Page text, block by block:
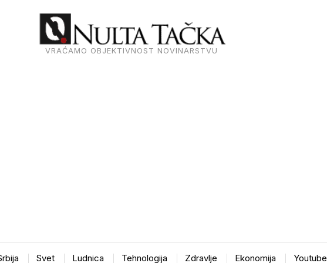
VRAĆAMO OBJEKTIVNOST NOVINARSTVU
Svet Ludnica Tehnologija Zdravlje Ekonomija Youtube